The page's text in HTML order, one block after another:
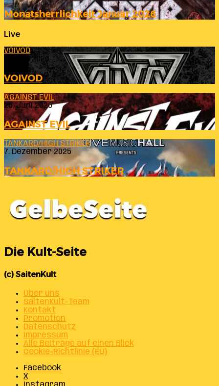
Monatsherrlichkeit Januar 2026
Live
VOIVOD
23. Juli 2026
VOIVOD
AGAINST EVIL
26. Juni 2026
AGAINST EVIL
TANKARD/HIGH STRIKER
7. Dezember 2025
TANKARD/HIGH STRIKER
Die Kult-Seite
(c) SaitenKult
Über uns
SaitenKult-Team
Kontakt
Promotion
Datenschutz
Impressum
Alle Beiträge auf einen Blick
Cookie-Richtlinie (EU)
Facebook
X